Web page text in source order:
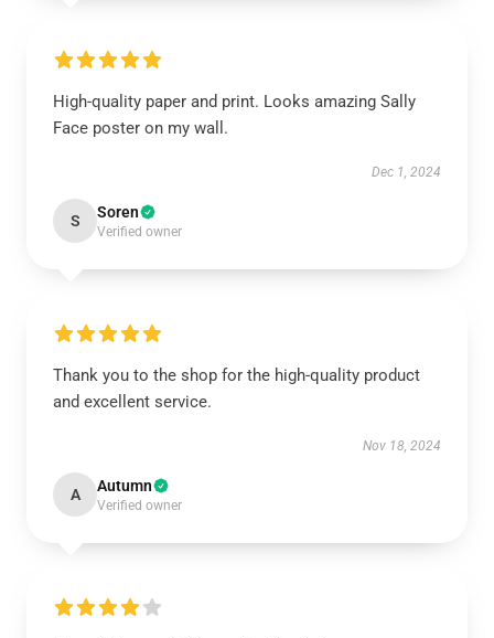
High-quality paper and print. Looks amazing Sally
Face poster on my wall.
Dec 1, 2024
S Soren
Verified owner
Thank you to the shop for the high-quality product
and excellent service.
Nov 18, 2024
A Autumn
Verified owner